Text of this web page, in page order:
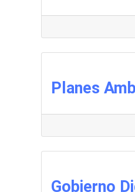
Planes
Gobierno